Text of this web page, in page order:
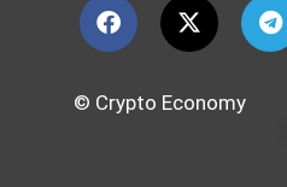
© Crypto Economy